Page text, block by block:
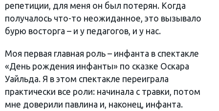
репетиции, для меня он был потерян. Когда
получалось что-то неожиданное, это вызывало
бурю восторга – и у педагогов, и у нас.
Моя первая главная роль – инфанта в спектакле
«День рождения инфанты» по сказке Оскара
Уайльда. Я в этом спектакле переиграла
практически все роли: начинала с травки, потом
мне доверили павлина и, наконец, инфанта.